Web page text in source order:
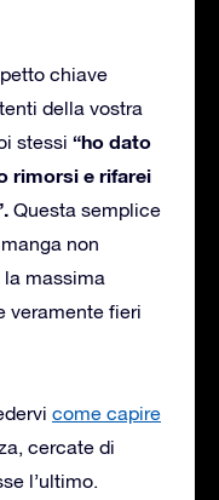
chiave
della vostra
stessi “ho dato
rimorsi e rifarei
Questa semplice
non
massima
veramente fieri
come capire
cercate di
l’ultimo.